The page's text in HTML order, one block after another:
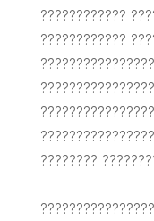
????????????
????????????
????????